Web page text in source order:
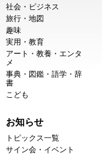
社会・ビジネス
旅行・地図
趣味
実用・教育
アート・教養・エンタ
メ
事典・図鑑・語学・辞
書
こども
お知らせ
トピックス一覧
サイン会・イベント